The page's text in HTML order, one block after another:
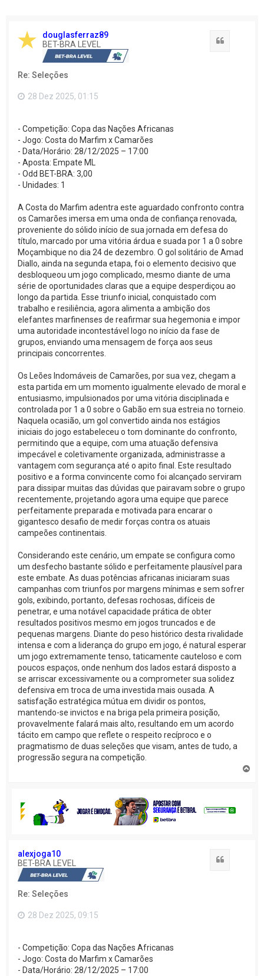
douglasferraz89
BET-BRA LEVEL
Re: Seleções
28 Dez 2025, 01:15
- Competição: Copa das Nações Africanas
- Jogo: Costa do Marfim x Camarões
- Data/Horário: 28/12/2025 – 17:00
- Aposta: Empate ML
- Odd BET-BRA: 3,00
- Unidades: 1
A Costa do Marfim adentra este aguardado confronto contra
os Camarões imersa em uma onda de confiança renovada,
proveniente do sólido início de sua jornada em defesa do
título, marcado por uma vitória árdua e suada por 1 a 0 sobre
Moçambique no dia 24 de dezembro. O gol solitário de Amad
Diallo, ainda na segunda etapa, foi o elemento decisivo que
desbloqueou um jogo complicado, mesmo diante de uma
série de oportunidades claras que a equipe desperdiçou ao
longo da partida. Esse triunfo inicial, conquistado com
trabalho e resiliência, agora alimenta a ambição dos
elefantes marfinenses de reafirmar sua hegemonia e impor
uma autoridade incontestável logo no início da fase de
grupos, enviando uma mensagem de força aos seus
principais concorrentes.
Os Leões Indomáveis de Camarões, por sua vez, chegam a
esta partida em um momento igualmente elevado de moral e
entusiasmo, impulsionados por uma vitória disciplinada e
controlada por 1 a 0 sobre o Gabão em sua estreia no torneio.
Naquela ocasião, um gol convertido ainda nos estágios
iniciais do jogo estabeleceu o tom dominante do confronto,
permitindo que a equipe, com uma atuação defensiva
impecável e coletivamente organizada, administrasse a
vantagem com segurança até o apito final. Este resultado
positivo e a forma convincente como foi alcançado serviram
para dissipar muitas das dúvidas que pairavam sobre o grupo
recentemente, projetando agora uma equipe que parece
perfeitamente preparada e motivada para encarar o
gigantesco desafio de medir forças contra os atuais
campeões continentais.
Considerando este cenário, um empate se configura como
um desfecho bastante sólido e perfeitamente plausível para
este embate. As duas potências africanas iniciaram suas
campanhas com triunfos por margens mínimas e sem sofrer
gols, exibindo, portanto, defesas rochosas, difíceis de
penetrar, e uma notável capacidade prática de obter
resultados positivos mesmo em jogos truncados e de
pequenas margens. Diante do peso histórico desta rivalidade
intensa e com a liderança do grupo em jogo, é natural esperar
um jogo extremamente tenso, taticamente cauteloso e com
poucos espaços, onde nenhum dos lados estará disposto a
se arriscar excessivamente ou a comprometer sua solidez
defensiva em troca de uma investida mais ousada. A
satisfação estratégica mútua em dividir os pontos,
mantendo-se invictos e na briga pela primeira posição,
provavelmente falará mais alto, resultando em um acordo
tácito em campo que reflete o respeito recíproco e o
pragmatismo de duas seleções que visam, antes de tudo, a
progressão segura na competição.
alexjoga10
BET-BRA LEVEL
Re: Seleções
28 Dez 2025, 09:15
- Competição: Copa das Nações Africanas
- Jogo: Costa do Marfim x Camarões
- Data/Horário: 28/12/2025 – 17:00